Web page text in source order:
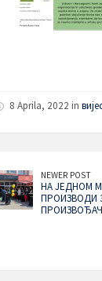
8 Aprila, 2022 in
NEWER POST
НА ЈЕДНОМ
ПРОИЗВОДИ